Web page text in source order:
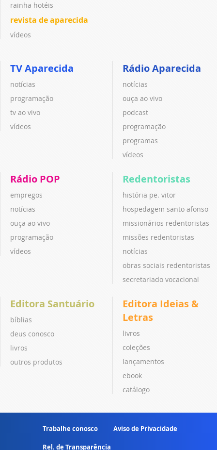
rainha hotéis
revista de aparecida
vídeos
TV Aparecida
notícias
programação
tv ao vivo
vídeos
Rádio Aparecida
notícias
ouça ao vivo
podcast
programação
programas
vídeos
Rádio POP
empregos
notícias
ouça ao vivo
programação
vídeos
Redentoristas
história pe. vitor
hospedagem santo afonso
missionários redentoristas
missões redentoristas
notícias
obras sociais redentoristas
secretariado vocacional
Editora Santuário
bíblias
deus conosco
livros
outros produtos
Editora Ideias &
Letras
livros
coleções
lançamentos
ebook
catálogo
Trabalhe conosco Aviso de Privacidade
Rel. de Transparência